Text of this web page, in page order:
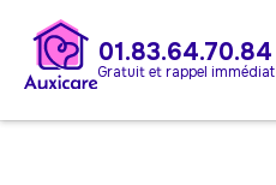
01.83.64.70.84
Gratuit et rappel immédiat